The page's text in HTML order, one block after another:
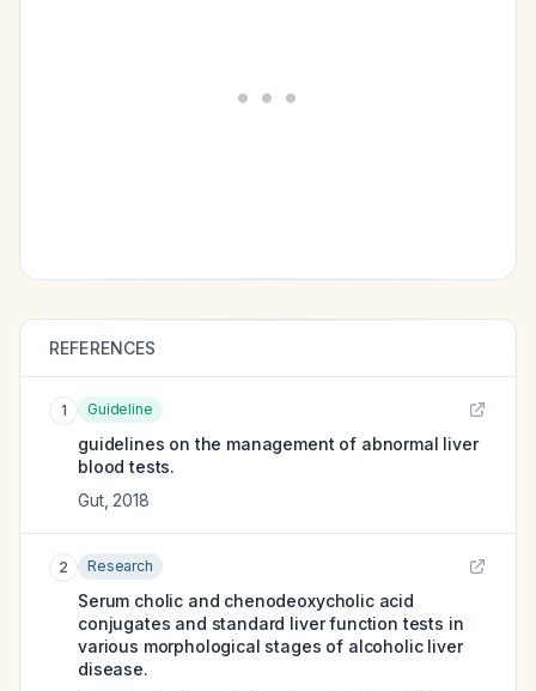
REFERENCES
1 Guideline
guidelines on the management of abnormal liver
blood tests.
Gut, 2018
2 Research
Serum cholic and chenodeoxycholic acid
conjugates and standard liver function tests in
various morphological stages of alcoholic liver
disease.